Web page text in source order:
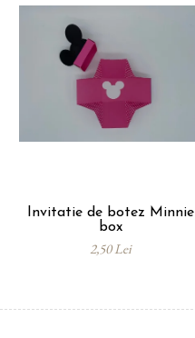
Invitatie de botez Minnie
box
2,50 Lei